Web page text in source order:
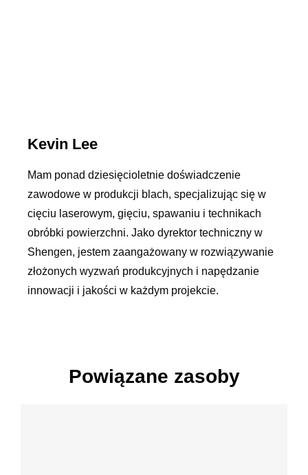
Kevin Lee
Mam ponad dziesięcioletnie doświadczenie
zawodowe w produkcji blach, specjalizując się w
cięciu laserowym, gięciu, spawaniu i technikach
obróbki powierzchni. Jako dyrektor techniczny w
Shengen, jestem zaangażowany w rozwiązywanie
złożonych wyzwań produkcyjnych i napędzanie
innowacji i jakości w każdym projekcie.
Powiązane zasoby